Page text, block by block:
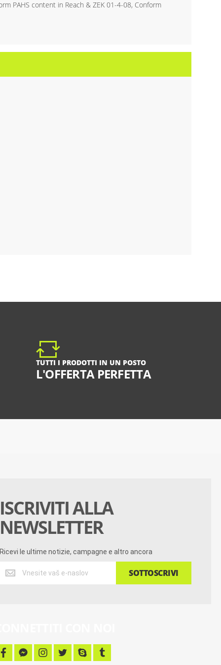
PAHS content in Reach & ZEK 01-4-08, Conform
TUTTI I PRODOTTI IN UN POSTO
L'OFFERTA PERFETTA
ISCRIVITI ALLA
NEWSLETTER
Ricevi le ultime notizie, campagne e altro ancora
SOTTOSCRIVI
f
a
f
a
i
n
t
w
s
k
t
u